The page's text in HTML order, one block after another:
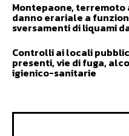
Montepaone,
danno erariale a
sversamenti di liquami
Controlli ai locali
presenti, vie di fuga,
igienico-sanitarie